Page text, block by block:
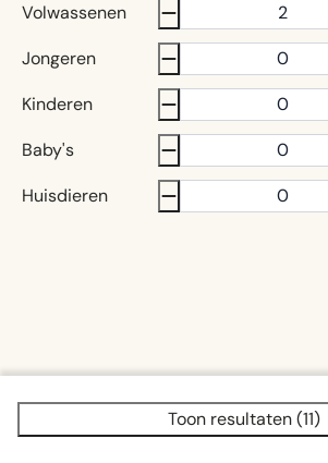
Volwassenen
Jongeren
Kinderen
Baby's
Huisdieren
Toon resultaten (11)